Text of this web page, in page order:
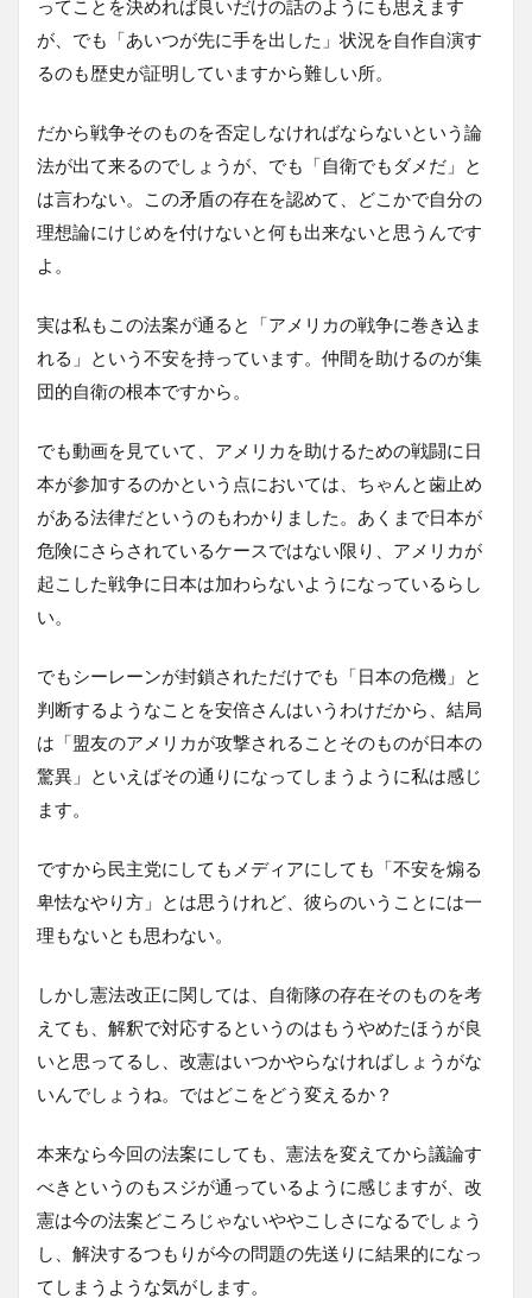
ってことを決めれば良いだけの話のようにも思えます
が、でも「あいつが先に手を出した」状況を自作自演す
るのも歴史が証明していますから難しい所。
だから戦争そのものを否定しなければならないという論
法が出て来るのでしょうが、でも「自衛でもダメだ」と
は言わない。この矛盾の存在を認めて、どこかで自分の
理想論にけじめを付けないと何も出来ないと思うんです
よ。
実は私もこの法案が通ると「アメリカの戦争に巻き込ま
れる」という不安を持っています。仲間を助けるのが集
団的自衛の根本ですから。
でも動画を見ていて、アメリカを助けるための戦闘に日
本が参加するのかという点においては、ちゃんと歯止め
がある法律だというのもわかりました。あくまで日本が
危険にさらされているケースではない限り、アメリカが
起こした戦争に日本は加わらないようになっているらし
い。
でもシーレーンが封鎖されただけでも「日本の危機」と
判断するようなことを安倍さんはいうわけだから、結局
は「盟友のアメリカが攻撃されることそのものが日本の
驚異」といえばその通りになってしまうように私は感じ
ます。
ですから民主党にしてもメディアにしても「不安を煽る
卑怯なやり方」とは思うけれど、彼らのいうことには一
理もないとも思わない。
しかし憲法改正に関しては、自衛隊の存在そのものを考
えても、解釈で対応するというのはもうやめたほうが良
いと思ってるし、改憲はいつかやらなければしょうがな
いんでしょうね。ではどこをどう変えるか？
本来なら今回の法案にしても、憲法を変えてから議論す
べきというのもスジが通っているように感じますが、改
憲は今の法案どころじゃないややこしさになるでしょう
し、解決するつもりが今の問題の先送りに結果的になっ
てしまうような気がします。